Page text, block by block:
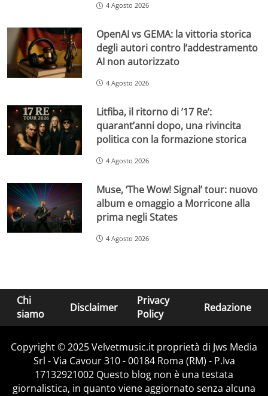
4 Agosto 2026
OpenAI vs GEMA: la vittoria storica
degli autori contro l’addestramento
AI non autorizzato
4 Agosto 2026
Litfiba, il ritorno di ’17 Re’:
quarant’anni dopo, una rivincita
politica con la formazione storica
4 Agosto 2026
Muse, ‘The Wow! Signal’ tour: nuovo
album e omaggio a Morricone alla
prima negli States
4 Agosto 2026
Chi
siamo
Disclaimer
Privacy
Policy
Redazione
Copyright © 2025 Velvetmusic.it proprietà di Jws Media
Srl - Via Cavour 310 - 00184 Roma (RM) - P.Iva
17132921002 Questo blog non è una testata
giornalistica, in quanto viene aggiornato senza alcuna